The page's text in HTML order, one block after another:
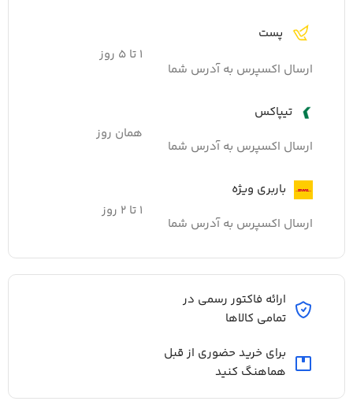
پست
ارسال اکسپرس به آدرس شما
۱ تا ۵ روز
تیپاکس
ارسال اکسپرس به آدرس شما
همان روز
باربری ویژه
ارسال اکسپرس به آدرس شما
۱ تا ۲ روز
ارائه فاکتور رسمی در
تمامی کالاها
برای خرید حضوری از قبل
هماهنگ کنید